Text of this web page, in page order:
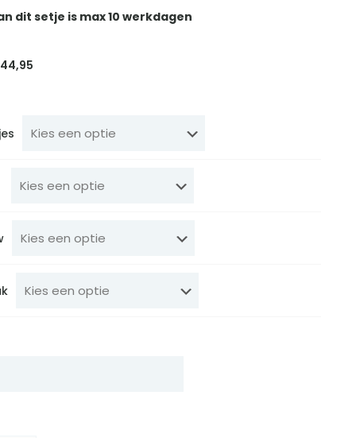
dit setje is max 10 werkdagen
44,95
€ 44,95